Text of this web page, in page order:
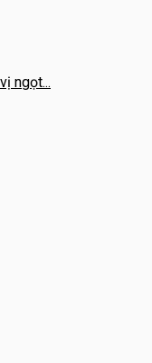
ngọt...